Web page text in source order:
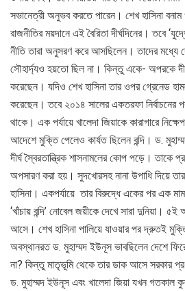
সভানেত্রী অনুভব করতে পারেন। শেখ হাসিনা বনাম
রাজনীতির ময়দানে এই বৈরিতা দীর্ঘদিনের। তবে
নীতি তারা অনুসরণ করে আসছিলেন। তাদের মধ্যে
সৌহার্দ্যও হয়তো ছিল না। কিন্তু একে- অপরকে
করেছেন। যদিও শেখ হাসিনা তার ওপর গ্রেনেড
করেছেন। তবে ২০১৪ সালের একতরফা নির্বাচনের
থাকে। এক পর্যায়ে খালেদা জিয়াকে কারাগারে
আদেশে মুক্তি পেলেও কার্যত ছিলেন বন্দি। ড.
দীর্ঘ স্বৈরতান্ত্রিক শাসনামলের কোপ পড়ে। তাকে
অপসারণ করা হয়। সুদখোরসহ নানা উপাধি দিয়ে
হাসিনা। একপর্যায়ে তার বিরুদ্ধে একের পর এক
‘খাঁচায় বন্দি’ নোবেল জয়ীকে দেখে সারা দুনিয়া।
আসে। শেখ হাসিনা পালিয়ে যাওয়ার পর দ্রুতই
অবস্থানরত ড. মুহাম্মদ ইউনূস ভাবছিলেন দেশে
না? কিন্তু মাতৃভূমি থেকে তার ডাক আসে সরকার
ড. মুহাম্মদ ইউনূস এবং খালেদা জিয়া যখন গতকাল